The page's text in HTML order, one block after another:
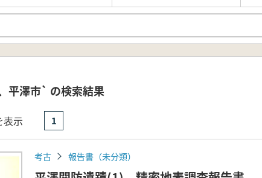
平澤市` の検索結果
表示 1
考古 報告書（未分類）